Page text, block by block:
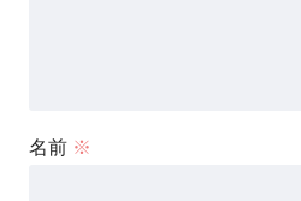
名前 ※